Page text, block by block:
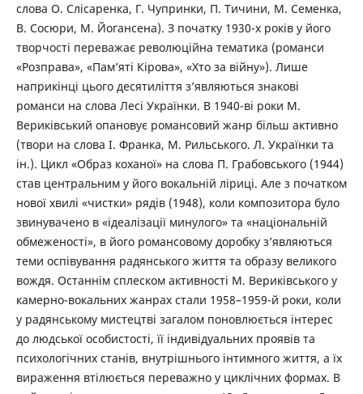
слова О. Слісаренка, Г. Чупринки, П. Тичини, М. Семенка,
В. Сосюри, М. Йогансена). З початку 1930-х років у його
творчості переважає революційна тематика (романси
«Розправа», «Пам’яті Кірова», «Хто за війну»). Лише
наприкінці цього десятиліття з’являються знакові
романси на слова Лесі Українки. В 1940-ві роки М.
Вериківський опановує романсовий жанр більш активно
(твори на слова І. Франка, М. Рильського. Л. Українки та
ін.). Цикл «Образ коханої» на слова П. Грабовського (1944)
став центральним у його вокальній ліриці. Але з початком
нової хвилі «чистки» рядів (1948), коли композитора було
звинувачено в «ідеалізації минулого» та «національній
обмеженості», в його романсовому доробку з’являються
теми оспівування радянського життя та образу великого
вождя. Останнім сплеском активності М. Вериківського у
камерно-вокальних жанрах стали 1958–1959-й роки, коли
у радянському мистецтві загалом поновлюється інтерес
до людської особистості, її індивідуальних проявів та
психологічних станів, внутрішнього інтимного життя, а їх
вираження втілюється переважно у циклічних формах. В